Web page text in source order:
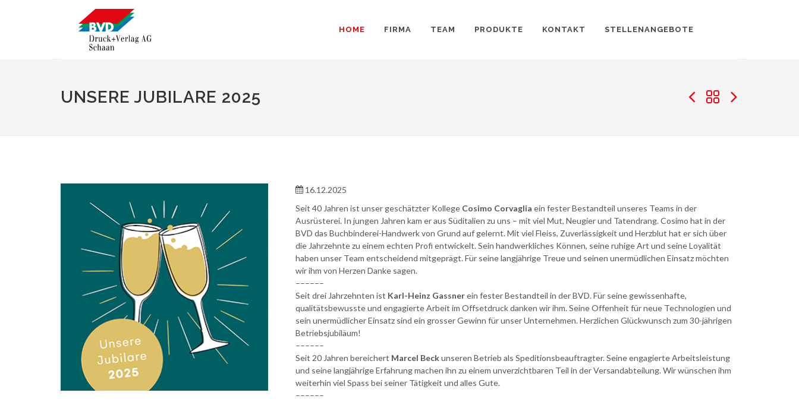
HOME FIRMA TEAM PRODUKTE KONTAKT STELLENANGEBOTE
UNSERE JUBILARE 2025
16.12.2025
Seit 40 Jahren ist unser geschätzter Kollege Cosimo Corvaglia ein fester Bestandteil unseres Teams in der
Ausrüsterei. In jungen Jahren kam er aus Süditalien zu uns – mit viel Mut, Neugier und Tatendrang. Cosimo hat in der
BVD das Buchbinderei-Handwerk von Grund auf gelernt. Mit viel Fleiss, Zuverlässigkeit und Herzblut hat er sich über
die Jahrzehnte zu einem echten Profi entwickelt. Sein handwerkliches Können, seine ruhige Art und seine Loyalität
haben unser Team entscheidend mitgeprägt. Für seine langjährige Treue und seinen unermüdlichen Einsatz möchten
wir ihm von Herzen Danke sagen.
––––––
Seit drei Jahrzehnten ist Karl-Heinz Gassnerein fester Bestandteil in der BVD. Für seine gewissenhafte,
qualitätsbewusste und engagierte Arbeit im Offsetdruck danken wir ihm. Seine Offenheit für neue Technologien und
sein unermüdlicher Einsatz sind ein grosser Gewinn für unser Unternehmen. Herzlichen Glückwunsch zum 30-jährigen
Betriebsjubiläum!
––––––
Seit 20 Jahren bereichert Marcel Beckunseren Betrieb als Speditionsbeauftragter. Seine engagierte Arbeitsleistung
und seine langjährige Erfahrung machen ihn zu einem unverzichtbaren Teil in der Versandabteilung. Wir wünschen ihm
weiterhin viel Spass bei seiner Tätigkeit und alles Gute.
––––––